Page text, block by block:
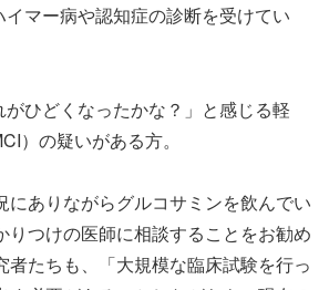
マー病や認知症の診断を受けてい
がひどくなったかな？」と感じる軽
）の疑いがある方。
にありながらグルコサミンを飲んでい
りつけの医師に相談することをお勧め
者たちも、「大規模な臨床試験を行っ